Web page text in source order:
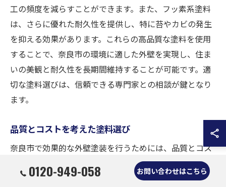
工の頻度を減らすことができます。また、フッ素系塗料
は、さらに優れた耐久性を提供し、特に苔やカビの発生
を抑える効果があります。これらの高品質な塗料を使用
することで、奈良市の環境に適した外壁を実現し、住ま
いの美観と耐久性を長期間維持することが可能です。適
切な塗料選びは、信頼できる専門家との相談が鍵となり
ます。
品質とコストを考えた塗料選び
奈良市で効果的な外壁塗装を行うためには、品質とコス
トの両面を考慮した塗料選びが欠かせません。安価な塗
料を選ぶと一時的なコスト削減にはなるかもしれません
0120-949-058 お問い合わせはこちら